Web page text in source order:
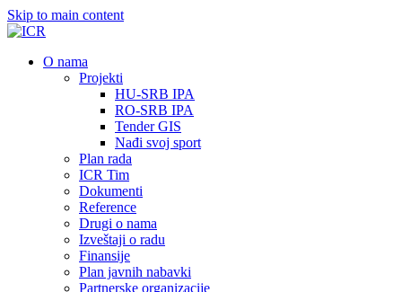
Skip to main content
О nama
Projekti
HU-SRB IPA
RO-SRB IPA
Tender GIS
Nađi svoj sport
Plan rada
ICR Tim
Dokumenti
Reference
Drugi o nama
Izveštaji o radu
Finansije
Plan javnih nabavki
Partnerske organizacije